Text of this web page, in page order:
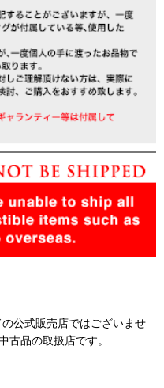
公式販売店ではございませ
古品の取扱店です。